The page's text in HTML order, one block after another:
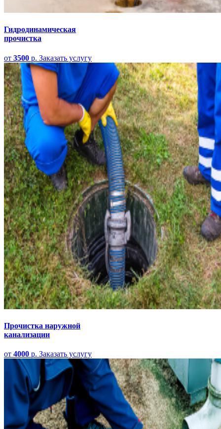
Гидродинамическая
прочистка
от 3500 р. Заказать услугу
Прочистка наружной
канализации
от 4000 р. Заказать услугу